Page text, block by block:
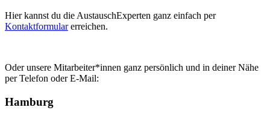
Hier kannst du die AustauschExperten ganz einfach per
Kontaktformularerreichen.
Oder unsere Mitarbeiter*innen ganz persönlich und in deiner Nähe
per Telefon oder E-Mail:
Hamburg